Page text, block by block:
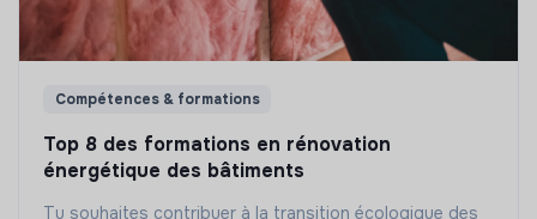
Compétences & formations
Top 8 des formations en rénovation
énergétique des bâtiments
Tu souhaites contribuer à la transition écologique des